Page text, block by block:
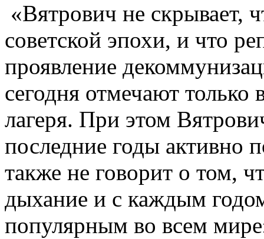
«Вятрович не скрывает,
советской эпохи, и что
проявление
сегодня отмечают только
лагеря. При этом
последние годы активно
также не говорит о том,
дыхание и с каждым
популярным во всем